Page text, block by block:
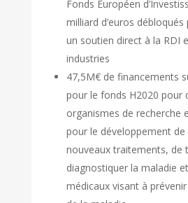
Fonds Européen
milliard d’euros
un soutien direct à la RDI
industries
47,5M€ de financements
pour le fonds H2020 pour
organismes de recherche
pour le développement de
nouveaux traitements, de
diagnostiquer la maladie
médicaux visant à